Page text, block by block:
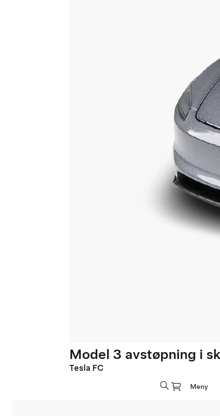
Model 3 avstøpning i
Tesla FC
Meny